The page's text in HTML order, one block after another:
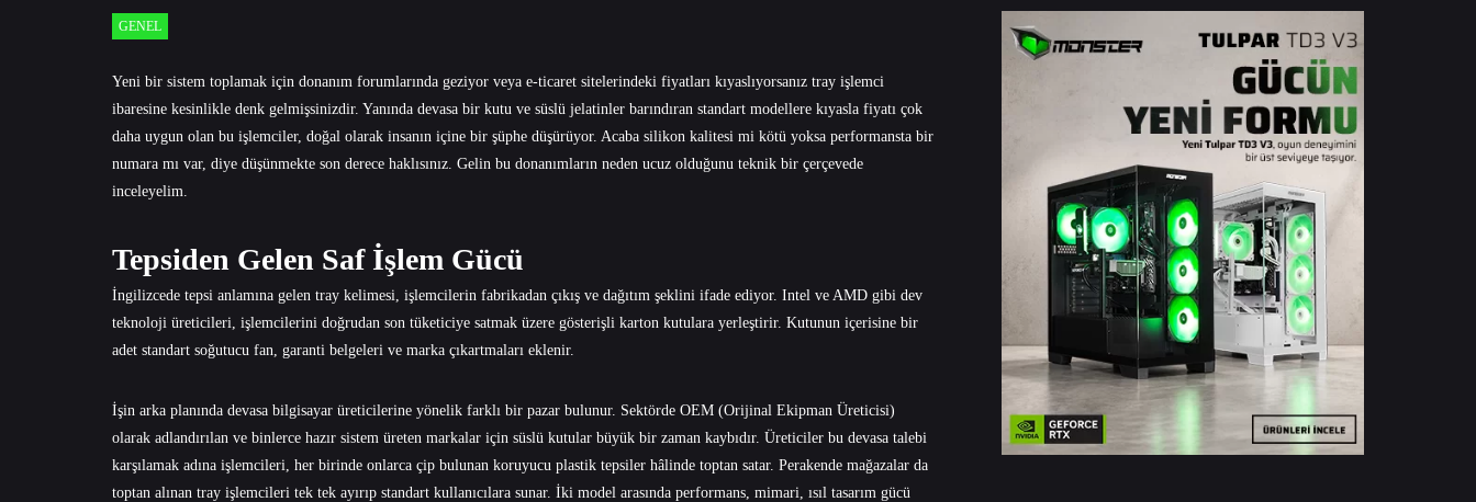
GENEL
Yeni bir sistem toplamak için donanım forumlarında geziyor veya e-ticaret sitelerindeki fiyatları kıyaslıyorsanız tray işlemci
ibaresine kesinlikle denk gelmişsinizdir. Yanında devasa bir kutu ve süslü jelatinler barındıran standart modellere kıyasla fiyatı çok
daha uygun olan bu işlemciler, doğal olarak insanın içine bir şüphe düşürüyor. Acaba silikon kalitesi mi kötü yoksa performansta bir
numara mı var, diye düşünmekte son derece haklısınız. Gelin bu donanımların neden ucuz olduğunu teknik bir çerçevede
inceleyelim.
Tepsiden Gelen Saf İşlem Gücü
İngilizcede tepsi anlamına gelen tray kelimesi, işlemcilerin fabrikadan çıkış ve dağıtım şeklini ifade ediyor. Intel ve AMD gibi dev
teknoloji üreticileri, işlemcilerini doğrudan son tüketiciye satmak üzere gösterişli karton kutulara yerleştirir. Kutunun içerisine bir
adet standart soğutucu fan, garanti belgeleri ve marka çıkartmaları eklenir.
İşin arka planında devasa bilgisayar üreticilerine yönelik farklı bir pazar bulunur. Sektörde OEM (Orijinal Ekipman Üreticisi)
olarak adlandırılan ve binlerce hazır sistem üreten markalar için süslü kutular büyük bir zaman kaybıdır. Üreticiler bu devasa talebi
karşılamak adına işlemcileri, her birinde onlarca çip bulunan koruyucu plastik tepsiler hâlinde toptan satar. Perakende mağazalar da
toptan alınan tray işlemcileri tek tek ayırıp standart kullanıcılara sunar. İki model arasında performans, mimari, ısıl tasarım gücü